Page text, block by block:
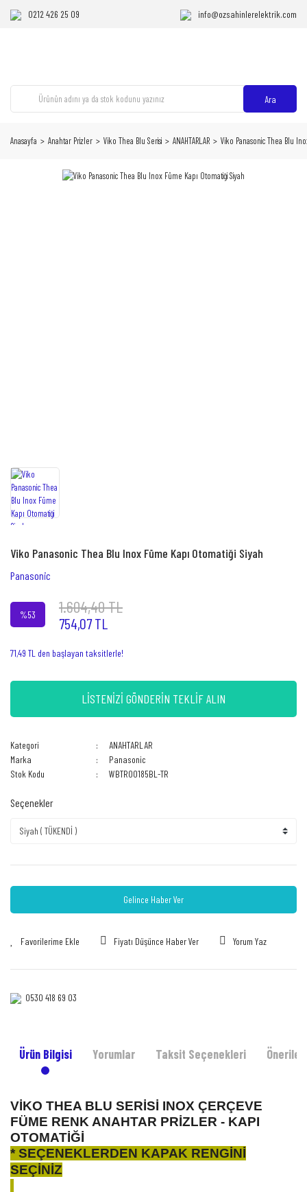
0212 426 25 09 info@ozsahinlerelektrik.com
Ara
Anasayfa Anahtar Prizler Viko Thea Blu Serisi ANAHTARLAR Viko Panasonic Thea Blu
Viko Panasonic Thea Blu Inox Füme Kapı Otomatiği Siyah
Panasonic
%53 1.604,40 TL
754,07 TL
71,49 TL den başlayan taksitlerle!
LİSTENİZİ GÖNDERİN TEKLİF ALIN
Kategori
ANAHTARLAR
Marka
Panasonic
Stok Kodu
WBTR00185BL-TR
Seçenekler
Gelince Haber Ver
Fiyatı Düşünce Haber Ver Yorum Yaz
0530 418 69 03‎‎
Ürün Bilgisi Yorumlar Taksit Seçenekleri
VİKO THEA BLU SERİSİ INOX ÇERÇEVE
FÜME RENK ANAHTAR PRİZLER - KAPI
OTOMATİĞİ
* SEÇENEKLERDEN KAPAK RENGİNİ
SEÇİNİZ